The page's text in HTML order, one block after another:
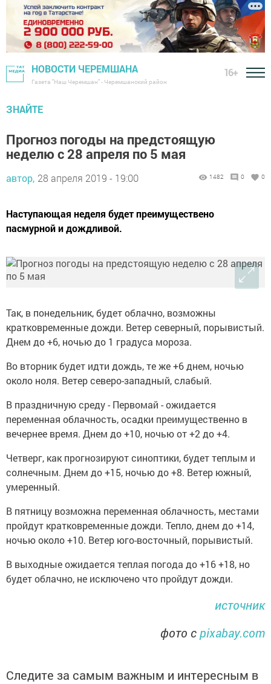
НОВОСТИ ЧЕРЕМШАНА
Газета "Наш Черемшан" - Черемшанский район
16+
ЗНАЙТЕ
Прогноз погоды на предстоящую
неделю с 28 апреля по 5 мая
автор, 28 апреля 2019 - 19:00 1482 0 0
Наступающая неделя будет преимуществено
пасмурной и дождливой.
Так, в понедельник, будет облачно, возможны
кратковременные дожди. Ветер северный, порывистый.
Днем до +6, ночью до 1 градуса мороза.
Во вторник будет идти дождь, те же +6 днем, ночью
около ноля. Ветер северо-западный, слабый.
В праздничную среду - Первомай - ожидается
переменная облачность, осадки преимущественно в
вечернее время. Днем до +10, ночью от +2 до +4.
Четверг, как прогнозируют синоптики, будет теплым и
солнечным. Днем до +15, ночью до +8. Ветер южный,
умеренный.
В пятницу возможна переменная облачность, местами
пройдут кратковременные дожди. Тепло, днем до +14,
ночью около +10. Ветер юго-восточный, порывистый.
В выходные ожидается теплая погода до +16 +18, но
будет облачно, не исключено что пройдут дожди.
источник
фото сpixabay.com
Следите за самым важным и интересным в